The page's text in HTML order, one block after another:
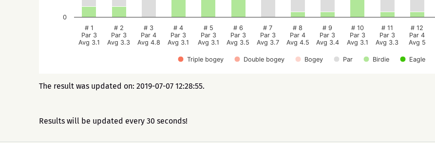
Triple bogey Double bogey Bogey Par Birdie Eagle
# 1
Par 3
Avg 3.1
# 2
Par 3
Avg 3.3
# 3
Par 4
Avg 4.8
# 4
Par 3
Avg 3.1
# 5
Par 3
Avg 3.1
# 6
Par 3
Avg 3.5
# 7
Par 3
Avg 3.7
# 8
Par 4
Avg 4.5
# 9
Par 3
Avg 3.4
# 10
Par 3
Avg 3.1
# 11
Par 3
Avg 3.3
# 12
Par 4
Avg 5
0
The result was updated on: 2019-07-07 12:28:55.
Results will be updated every 30 seconds!